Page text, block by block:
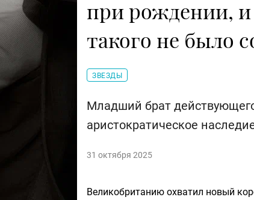
при рождении,
такого не было
ЗВЕЗДЫ
Младший брат
аристократическое
31 октября 2025
Великобританию охватил новый